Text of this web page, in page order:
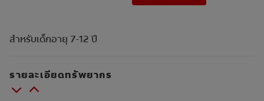
สำหรับเด็กอายุ 7-12 ปี
รายละเอียดทรัพยากร